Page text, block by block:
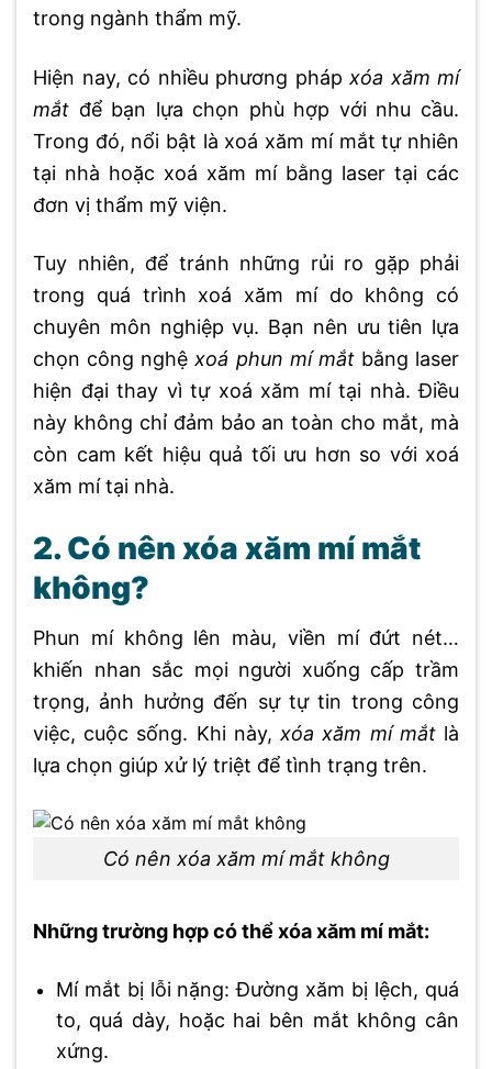
trong ngành thẩm mỹ.
Hiện nay, có nhiều phương pháp xóa xăm mí
mắt để bạn lựa chọn phù hợp với nhu cầu.
Trong đó, nổi bật là xoá xăm mí mắt tự nhiên
tại nhà hoặc xoá xăm mí bằng laser tại các
đơn vị thẩm mỹ viện.
Tuy nhiên, để tránh những rủi ro gặp phải
trong quá trình xoá xăm mí do không có
chuyên môn nghiệp vụ. Bạn nên ưu tiên lựa
chọn công nghệ xoá phun mí mắtbằng laser
hiện đại thay vì tự xoá xăm mí tại nhà. Điều
này không chỉ đảm bảo an toàn cho mắt, mà
còn cam kết hiệu quả tối ưu hơn so với xoá
xăm mí tại nhà.
2. Có nên xóa xăm mí mắt
không?
Phun mí không lên màu, viền mí đứt nét…
khiến nhan sắc mọi người xuống cấp trầm
trọng, ảnh hưởng đến sự tự tin trong công
việc, cuộc sống. Khi này,xóa xăm mí mắtlà
lựa chọn giúp xử lý triệt để tình trạng trên.
Có nên xóa xăm mí mắt không
Những trường hợp có thể xóa xăm mí mắt:
Mí mắt bị lỗi nặng: Đường xăm bị lệch, quá
to, quá dày, hoặc hai bên mắt không cân
xứng.